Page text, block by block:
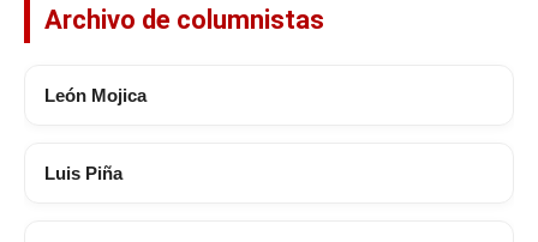
Archivo de columnistas
León Mojica
Luis Piña